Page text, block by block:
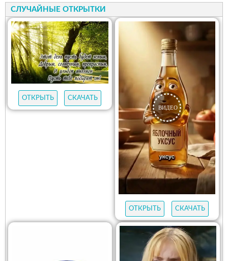
СЛУЧАЙНЫЕ ОТКРЫТКИ
ОТКРЫТЬ СКАЧАТЬ
ОТКРЫТЬ СКАЧАТЬ